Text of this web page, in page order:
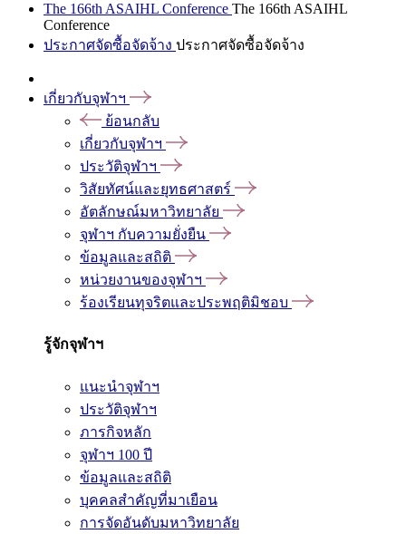
The 166th ASAIHL Conference The 166th ASAIHL
Conference
ประกาศจัดซื้อจัดจ้าง ประกาศจัดซื้อจัดจ้าง
เกี่ยวกับจุฬาฯ
ย้อนกลับ
เกี่ยวกับจุฬาฯ
ประวัติจุฬาฯ
วิสัยทัศน์และยุทธศาสตร์
อัตลักษณ์มหาวิทยาลัย
จุฬาฯ กับความยั่งยืน
ข้อมูลและสถิติ
หน่วยงานของจุฬาฯ
ร้องเรียนทุจริตและประพฤติมิชอบ
รู้จักจุฬาฯ
แนะนำจุฬาฯ
ประวัติจุฬาฯ
ภารกิจหลัก
จุฬาฯ 100 ปี
ข้อมูลและสถิติ
บุคคลสำคัญที่มาเยือน
การจัดอันดับมหาวิทยาลัย